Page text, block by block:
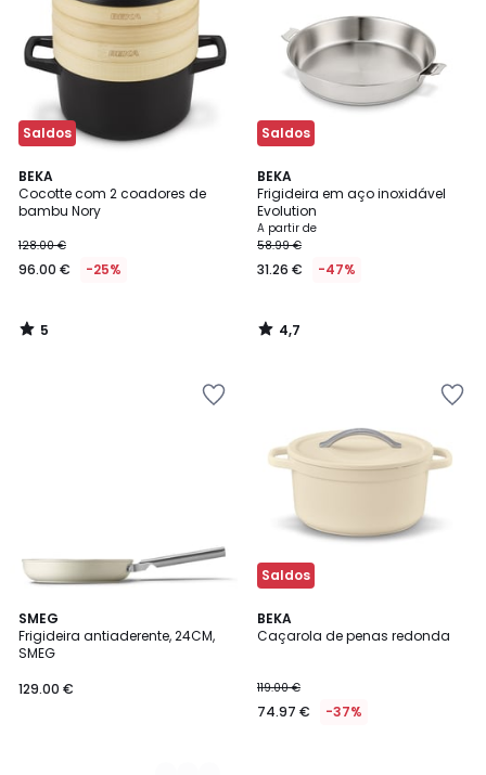
Saldos
BEKA
Cocotte com 2 coadores de
bambu Nory
128.00 €
96.00 € -25%
5
/
5
5
/
Saldos
BEKA
Frigideira em aço inoxidável
Evolution
A partir de
58.99 €
31.26 € -47%
4,7
/ 5
4,7
/
SMEG
Frigideira antiaderente, 24CM,
SMEG
129.00 €
3
Cores
Saldos
BEKA
Caçarola de penas redonda
119.00 €
74.97 € -37%